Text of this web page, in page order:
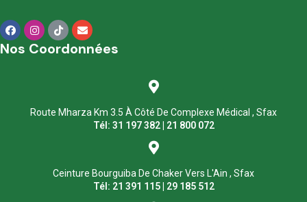
Nos Coordonnées
Route Mharza Km 3.5 À Côté De Complexe Médical , Sfax
Tél: 31 197 382 | 21 800 072
Ceinture Bourguiba De Chaker Vers L'Ain , Sfax
Tél: 21 391 115 | 29 185 512